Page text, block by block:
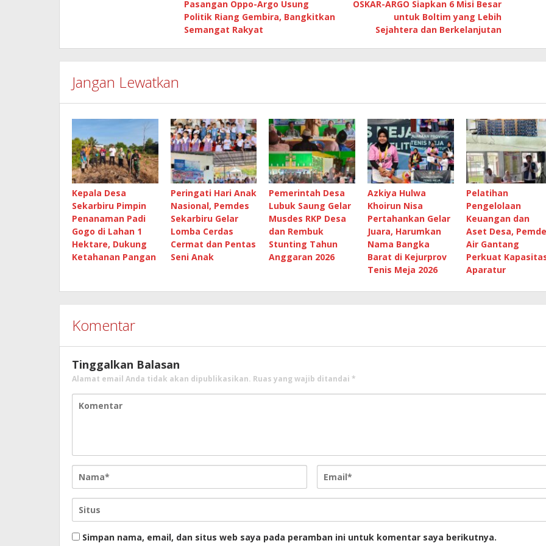
pos
Pasangan Oppo-Argo Usung
Politik Riang Gembira, Bangkitkan
Semangat Rakyat
OSKAR-ARGO Siapkan 6 Misi Besar
untuk Boltim yang Lebih
Sejahtera dan Berkelanjutan
Jangan Lewatkan
Kepala Desa
Sekarbiru Pimpin
Penanaman Padi
Gogo di Lahan 1
Hektare, Dukung
Ketahanan Pangan
Peringati Hari Anak
Nasional, Pemdes
Sekarbiru Gelar
Lomba Cerdas
Cermat dan Pentas
Seni Anak
Pemerintah Desa
Lubuk Saung Gelar
Musdes RKP Desa
dan Rembuk
Stunting Tahun
Anggaran 2026
Azkiya Hulwa
Khoirun Nisa
Pertahankan Gelar
Juara, Harumkan
Nama Bangka
Barat di Kejurprov
Tenis Meja 2026
Pelatihan
Pengelolaan
Keuangan dan
Aset Desa,
Air Gantang
Perkuat
Aparatur
Komentar
Tinggalkan Balasan
Alamat email Anda tidak akan dipublikasikan. Ruas yang wajib ditandai *
Simpan nama, email, dan situs web saya pada peramban ini untuk komentar saya berikutnya.